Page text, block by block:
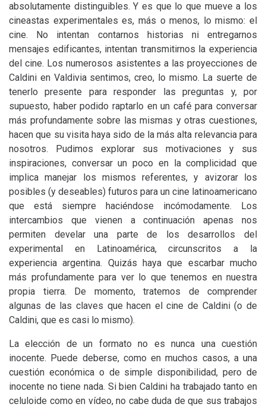
absolutamente distinguibles. Y es que lo que mueve a los
cineastas experimentales es, más o menos, lo mismo: el
cine. No intentan contarnos historias ni entregarnos
mensajes edificantes, intentan transmitirnos la experiencia
del cine. Los numerosos asistentes a las proyecciones de
Caldini en Valdivia sentimos, creo, lo mismo. La suerte de
tenerlo presente para responder las preguntas y, por
supuesto, haber podido raptarlo en un café para conversar
más profundamente sobre las mismas y otras cuestiones,
hacen que su visita haya sido de la más alta relevancia para
nosotros. Pudimos explorar sus motivaciones y sus
inspiraciones, conversar un poco en la complicidad que
implica manejar los mismos referentes, y avizorar los
posibles (y deseables) futuros para un cine latinoamericano
que está siempre haciéndose incómodamente. Los
intercambios que vienen a continuación apenas nos
permiten develar una parte de los desarrollos del
experimental en Latinoamérica, circunscritos a la
experiencia argentina. Quizás haya que escarbar mucho
más profundamente para ver lo que tenemos en nuestra
propia tierra. De momento, tratemos de comprender
algunas de las claves que hacen el cine de Caldini (o de
Caldini, que es casi lo mismo).
La elección de un formato no es nunca una cuestión
inocente. Puede deberse, como en muchos casos, a una
cuestión económica o de simple disponibilidad, pero de
inocente no tiene nada. Si bien Caldini ha trabajado tanto en
celuloide como en vídeo, no cabe duda de que sus trabajos